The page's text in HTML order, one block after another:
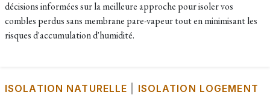
décisions informées sur la meilleure approche pour isoler vos
combles perdus sans membrane pare-vapeur tout en minimisant les
risques d'accumulation d'humidité.
ISOLATION NATURELLE ISOLATION LOGEMENT